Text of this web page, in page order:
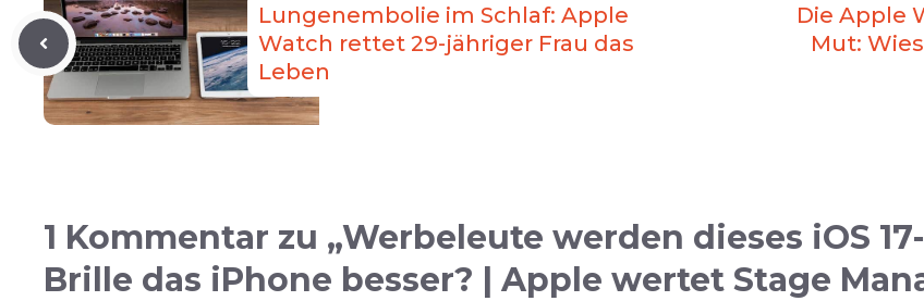
Lungenembolie im Schlaf: Apple
Watch rettet 29-jähriger Frau das
Leben
Die Apple
Mut:
1 Kommentar zu „Werbeleute werden dieses iOS
Brille das iPhone besser? | Apple wertet Stage